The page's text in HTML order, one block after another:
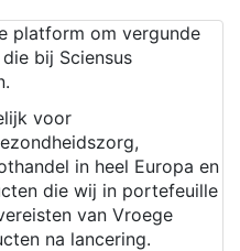
platform om vergunde
bij Sciensus
voor
in heel Europa en
die wij in portefeuille
van Vroege
na lancering.